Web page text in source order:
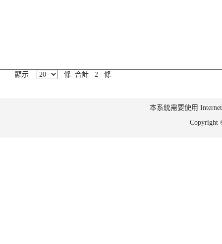
顯示 條 合計 2 條
本系統需要使用
Copyright